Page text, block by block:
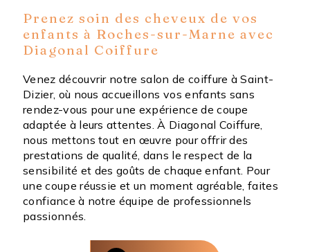
Prenez soin des cheveux de vos
enfants à Roches-sur-Marne avec
Diagonal Coiffure
Venez découvrir notre salon de coiffure à Saint-
Dizier, où nous accueillons vos enfants sans
rendez-vous pour une expérience de coupe
adaptée à leurs attentes. À Diagonal Coiffure,
nous mettons tout en œuvre pour offrir des
prestations de qualité, dans le respect de la
sensibilité et des goûts de chaque enfant. Pour
une coupe réussie et un moment agréable, faites
confiance à notre équipe de professionnels
passionnés.